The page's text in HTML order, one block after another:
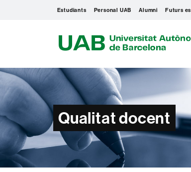
Estudiants Personal UAB Alumni Futurs
Qualitat docent